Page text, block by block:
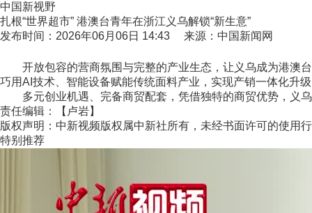
中国新视野
扎根“世界超市” 港澳台青年在浙江义乌解锁“新生意”
发布时间：2026年06月06日 14:43 来源：中国新闻网
开放包容的营商氛围与完整的产业生态，让义乌成为港澳台
巧用AI技术、智能设备赋能传统面料产业，实现产销一体化升
多元创业机遇、完备商贸配套，凭借独特的商贸优势，义乌
责任编辑：【卢岩】
版权声明：中新视频版权属中新社所有，未经书面许可的使用
特别推荐